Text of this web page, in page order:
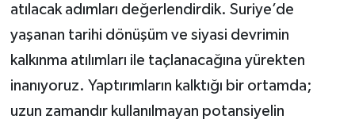
atılacak adımları değerlendirdik. Suriye’de
yaşanan tarihi dönüşüm ve siyasi devrimin
kalkınma atılımları ile taçlanacağına yürekten
inanıyoruz. Yaptırımların kalktığı bir ortamda;
uzun zamandır kullanılmayan potansiyelin